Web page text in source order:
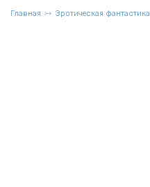
Главная Эротическая фантастика